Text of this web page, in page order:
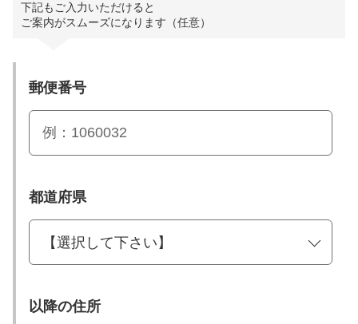
下記もご入力いただけると
ご案内がスムーズになります（任意）
郵便番号
都道府県
以降の住所